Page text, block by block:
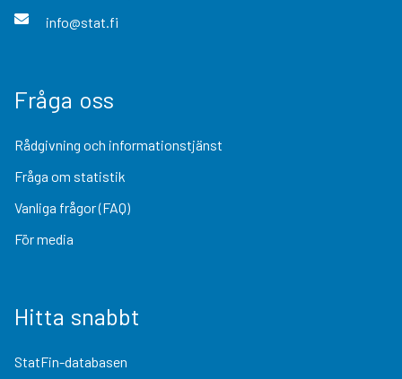
info@stat.fi
Fråga oss
Rådgivning och informationstjänst
Fråga om statistik
Vanliga frågor (FAQ)
För media
Hitta snabbt
StatFin-databasen